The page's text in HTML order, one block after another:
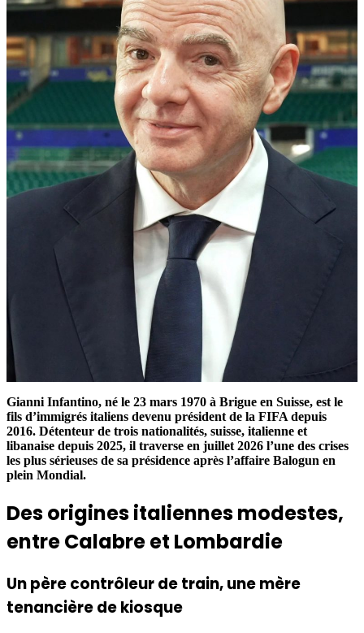
Gianni Infantino, né le 23 mars 1970 à Brigue en Suisse, est le
fils d’immigrés italiens devenu président de la FIFA depuis
2016. Détenteur de trois nationalités, suisse, italienne et
libanaise depuis 2025, il traverse en juillet 2026 l’une des crises
les plus sérieuses de sa présidence après l’affaire Balogun en
plein Mondial.
Des origines italiennes modestes,
entre Calabre et Lombardie
Un père contrôleur de train, une mère
tenancière de kiosque